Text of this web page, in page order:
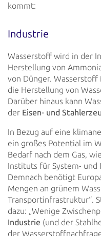
kommt:
Industrie
Wasserstoff wird in der
Herstellung von
von Dünger.
die Herstellung von
Darüber hinaus kann
der Eisen- und
In Bezug auf eine
ein großes Potential im
Bedarf nach dem Gas,
Instituts für System- und
Demnach benötigt
Mengen an grünem
Transportinfrastruktur“.
dazu: „Wenige
Industrie (und der
der